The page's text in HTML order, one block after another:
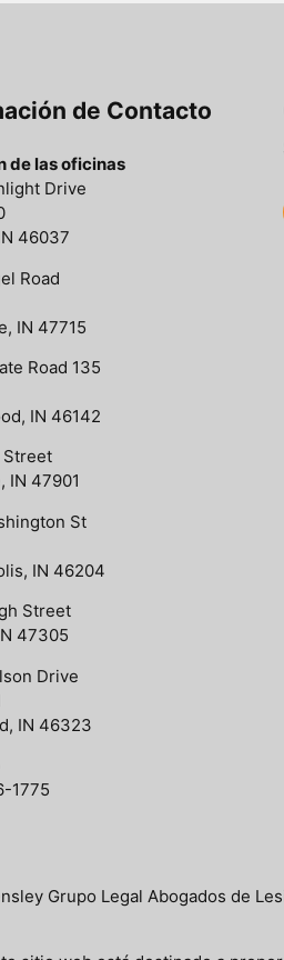
de Contacto
de las oficinas
Drive
46037
Road
IN 47715
Road 135
IN 46142
Street
IN 47901
St
IN 46204
Street
47305
Drive
IN 46323
1775
Grupo Legal Abogados de